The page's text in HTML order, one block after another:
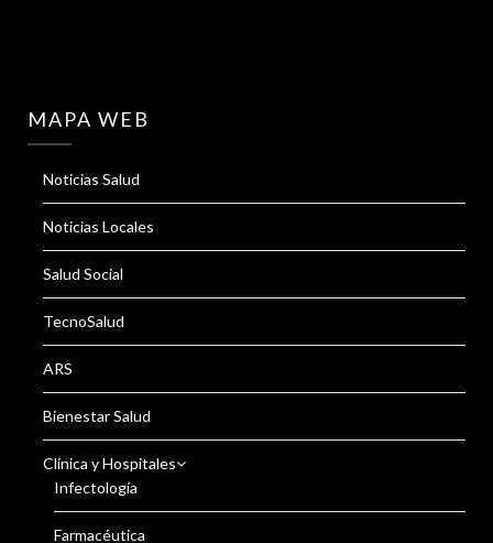
MAPA WEB
Noticias Salud
Noticias Locales
Salud Social
TecnoSalud
ARS
Bienestar Salud
Clínica y Hospitales
Infectología
Farmacéutica